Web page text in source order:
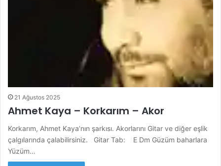
21 Ağustos 2025
Ahmet Kaya – Korkarım – Akor
Korkarım, Ahmet Kaya’nın şarkısı. Akorlarını Gitar ve diğer eşlik
çalgılarında çalabilirsiniz. Gitar Tab: E Dm Güzüm baharlara
Yüzüm…